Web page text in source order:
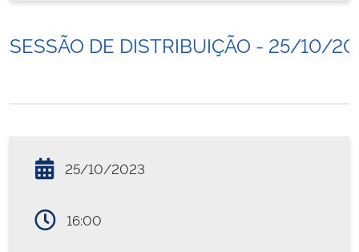
SESSÃO DE DISTRIBUIÇÃO - 25/10/
25/10/2023
16:00